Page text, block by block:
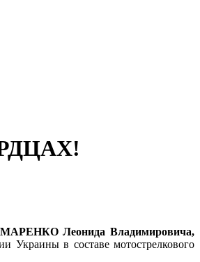
Леонида Владимировича,
Украины в составе мотострелкового